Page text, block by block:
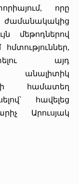
որը
մեթոդներով
այդ
անալիտիկ
համատեղ
հավելեց
Արուսյակ